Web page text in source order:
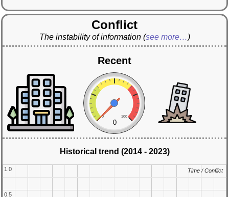
Conflict
The instability of information (see more…)
Recent
0 100
0
Historical trend (2014 - 2023)
0.5
0.5
1.0
1.0 Time / Conflict
Time / Conflict